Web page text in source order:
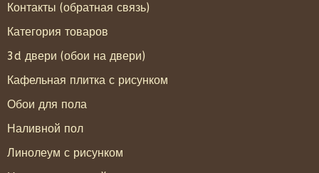
Контакты (обратная связь)
Категория товаров
3d двери (обои на двери)
Кафельная плитка с рисунком
Обои для пола
Наливной пол
Линолеум с рисунком